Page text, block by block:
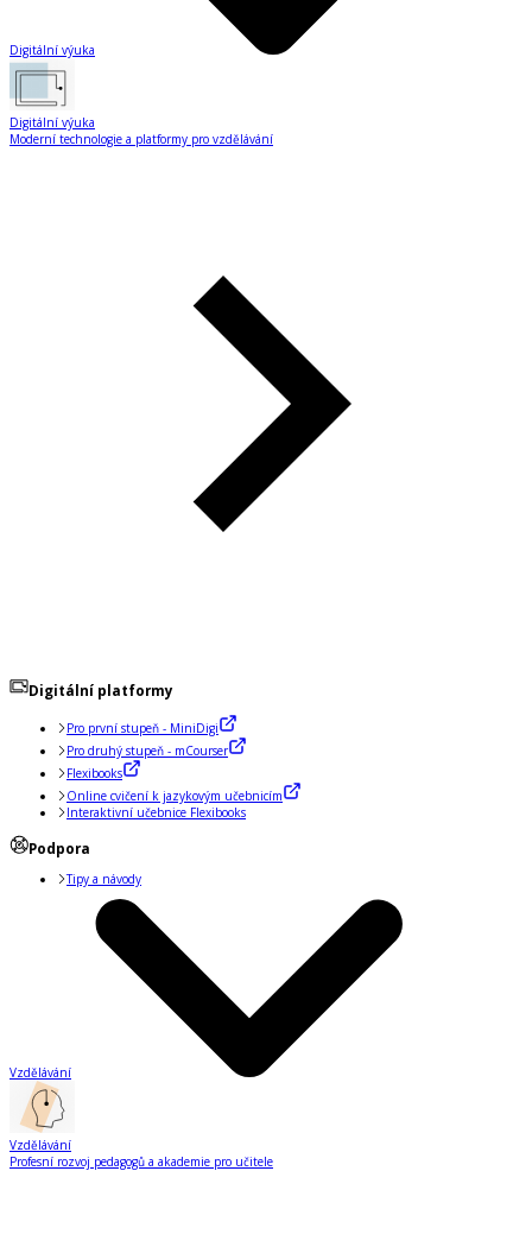
Digitální výuka
Digitální výuka
Moderní technologie a platformy pro vzdělávání
Digitální platformy
Pro první stupeň - MiniDigi
Pro druhý stupeň - mCourser
Flexibooks
Online cvičení k jazykovým učebnicím
Interaktivní učebnice Flexibooks
Podpora
Tipy a návody
Vzdělávání
Vzdělávání
Profesní rozvoj pedagogů a akademie pro učitele